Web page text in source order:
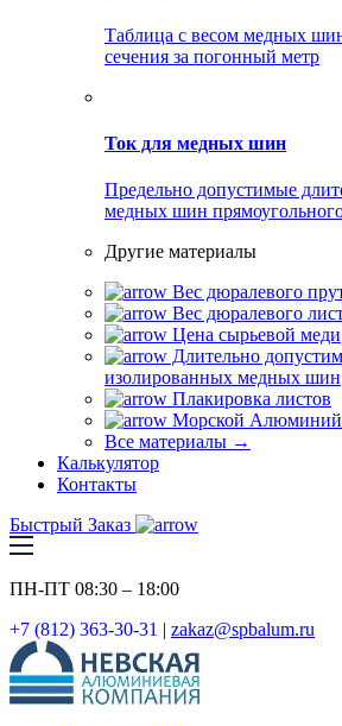
Таблица с весом медных
сечения за погонный метр
Ток для медных шин
Предельно допустимые
медных шин
Другие материалы
Вес дюралевого
Вес дюралевого
Цена сырьевой меди
Длительно
изолированных медных шин
Плакировка листов
Морской Алюминий
Все материалы →
Калькулятор
Контакты
Быстрый Заказ
ПН-ПТ 08:30 – 18:00
+7 (812) 363-30-31 | zakaz@spbalum.ru